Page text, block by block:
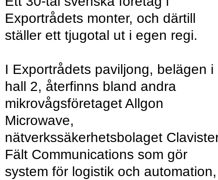
Exportrådets monter, och därtill
ställer ett tjugotal ut i egen regi.
I Exportrådets paviljong, belägen i
hall 2, återfinns bland andra
mikrovågsföretaget Allgon
Microwave,
nätverkssäkerhetsbolaget
Fält Communications som gör
system för logistik och